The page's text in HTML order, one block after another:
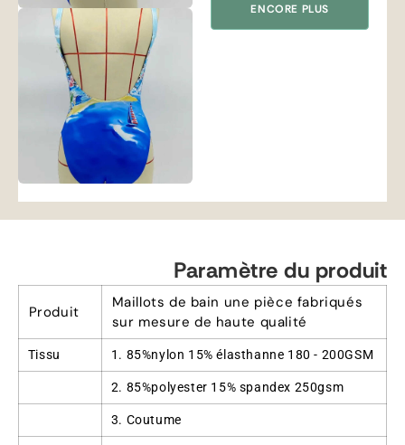
ENCORE PLUS
Paramètre du produit
Produit
Maillots de bain une pièce fabriqués
sur mesure de haute qualité
Tissu 1. 85%nylon 15% élasthanne 180 - 200GSM
2. 85%polyester 15% spandex 250gsm
3. Coutume